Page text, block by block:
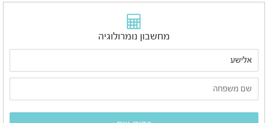
מחשבון נומרולוגיה